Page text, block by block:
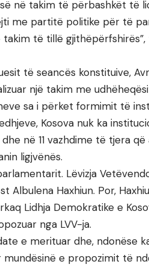
në takim të përbashkët të
me partitë politike për të
të tillë gjithëpërfshirës”,
të seancës konstituive,
një takim me
sa i përket formimit të
Kosova nuk ka
në 11 vazhdime të tjera
ligjvënës.
Lëvizja
Albulena Haxhiun. Por,
Lidhja Demokratike e
nga LVV-ja.
e merituar dhe, ndonëse
e propozimit të